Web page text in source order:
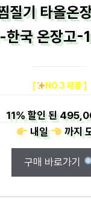
질기 타올온
국 온장고
[ NO.3 제품 ]
11%할인 된
내일
까지
구매 바로가기